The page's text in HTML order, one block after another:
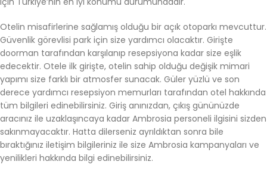
Otelin misafirlerine sağlamış olduğu bir açık otoparkı mevcuttur.
Güvenlik görevlisi park için size yardımcı olacaktır. Girişte
doorman tarafından karşılanıp resepsiyona kadar size eşlik
edecektir. Otele ilk girişte, otelin sahip olduğu değişik mimari
yapımı size farklı bir atmosfer sunacak. Güler yüzlü ve son
derece yardımcı resepsiyon memurları tarafından otel hakkında
tüm bilgileri edinebilirsiniz. Giriş anınızdan, çıkış gününüzde
aracınız ile uzaklaşıncaya kadar Ambrosia personeli ilgisini sizden
sakınmayacaktır. Hatta dilerseniz ayrıldıktan sonra bile
bıraktığınız iletişim bilgileriniz ile size Ambrosia kampanyaları ve
yenilikleri hakkında bilgi edinebilirsiniz.